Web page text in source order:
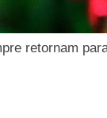
retornam